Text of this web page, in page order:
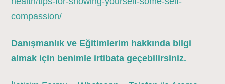
compassion/
Danışmanlık ve Eğitimlerim hakkında bilgi
almak için benimle irtibata geçebilirsiniz.